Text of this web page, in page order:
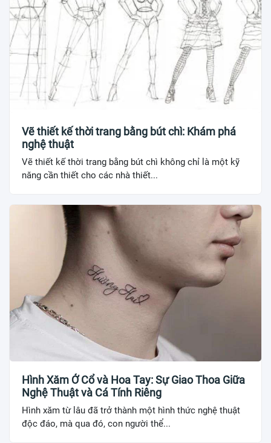
Vẽ thiết kế thời trang bằng bút chì: Khám phá
nghệ thuật
Vẽ thiết kế thời trang bằng bút chì không chỉ là một kỹ
năng cần thiết cho các nhà thiết...
Hình Xăm Ở Cổ và Hoa Tay: Sự Giao Thoa Giữa
Nghệ Thuật và Cá Tính Riêng
Hình xăm từ lâu đã trở thành một hình thức nghệ thuật
độc đáo, mà qua đó, con người thể...